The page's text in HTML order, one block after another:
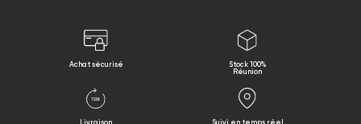
Achat sécurisé
Stock 100%
Réunion